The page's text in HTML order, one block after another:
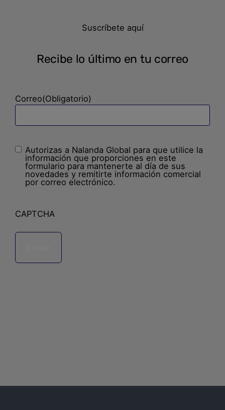
Suscríbete aquí
Recibe lo último en tu correo
Correo(Obligatorio)
Sin
nombre(Obligatorio)
Autorizas a Nalanda Global para que utilice la
información que proporciones en este
formulario para mantenerte al día de sus
novedades y remitirte información comercial
por correo electrónico.
CAPTCHA